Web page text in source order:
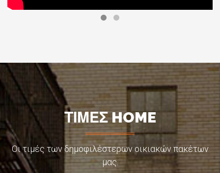
ΤΙΜΕΣ HOME
Οι τιμές των δημοφιλέστερων οικιακών πακέτων
μας.